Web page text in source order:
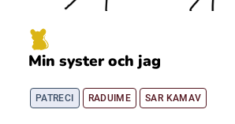
Min syster och jag
PATRECI RADUIME SAR KAMAV